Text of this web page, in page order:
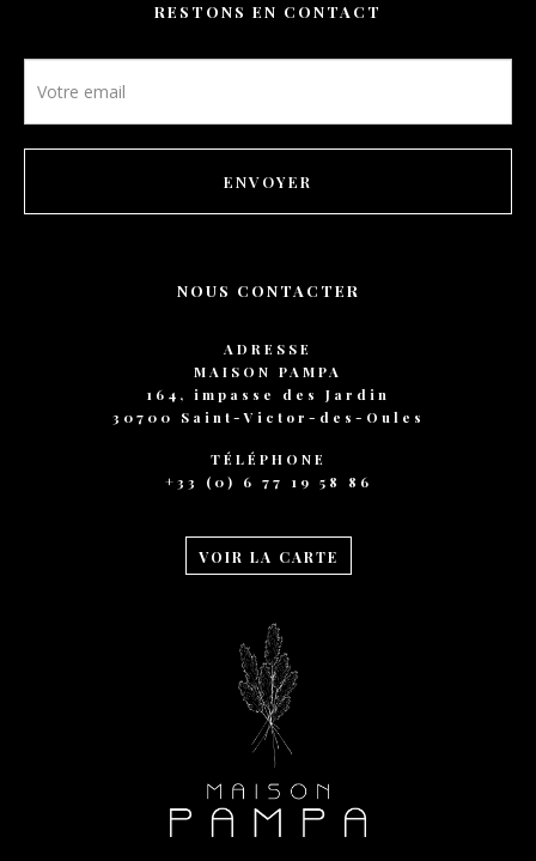
RESTONS EN CONTACT
Newsletter
footer
ENVOYER
NOUS CONTACTER
ADRESSE
MAISON PAMPA
164, impasse des Jardin
30700 Saint-Victor-des-Oules
TÉLÉPHONE
+33 (0) 6 77 19 58 86
VOIR LA CARTE